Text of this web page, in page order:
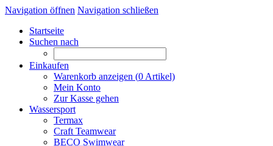
Navigation öffnen Navigation schließen
Startseite
Suchen nach
Einkaufen
Warenkorb anzeigen (0 Artikel)
Mein Konto
Zur Kasse gehen
Wassersport
Termax
Craft Teamwear
BECO Swimwear